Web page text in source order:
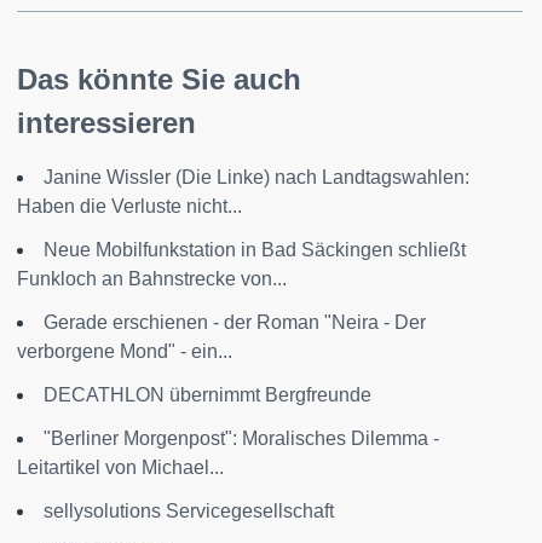
Das könnte Sie auch
interessieren
Janine Wissler (Die Linke) nach Landtagswahlen:
Haben die Verluste nicht...
Neue Mobilfunkstation in Bad Säckingen schließt
Funkloch an Bahnstrecke von...
Gerade erschienen - der Roman "Neira - Der
verborgene Mond" - ein...
DECATHLON übernimmt Bergfreunde
"Berliner Morgenpost": Moralisches Dilemma -
Leitartikel von Michael...
sellysolutions Servicegesellschaft